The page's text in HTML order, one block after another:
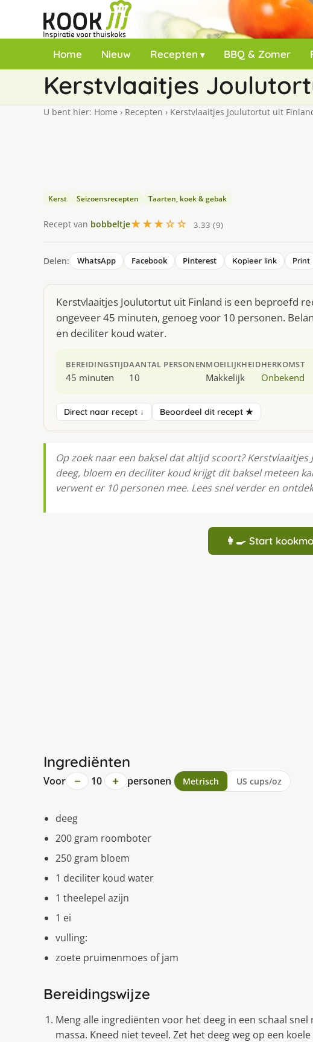
Home Nieuw Recepten BBQ & Zomer
Kerstvlaaitjes
U bent hier: Home › Recepten › Kerstvlaaitjes Joulutortut uit
Kerst Seizoensrecepten Taarten, koek & gebak
Recept van bobbeltje★★★☆☆ 3.33 (9)
Delen: WhatsApp Facebook Pinterest Kopieer link Print
Kerstvlaaitjes Joulutortut uit Finland is een beproefd
ongeveer 45 minuten, genoeg voor 10 personen.
en deciliter koud water.
BEREIDINGSTIJD
45 minuten
AANTAL PERSONEN
10
MOEILIJKHEID
Makkelijk
HERKOMST
Onbekend
Direct naar recept ↓ Beoordeel dit recept ★
Op zoek naar een baksel dat altijd scoort?
deeg, bloem en deciliter koud krijgt dit baksel meteen
verwent er 10 personen mee. Lees snel verder en
👩‍🍳 Start
Ingrediënten
Voor − 10 + personen Metrisch US cups/oz
deeg
200 gram roomboter
250 gram bloem
1 deciliter koud water
1 theelepel azijn
1 ei
vulling:
zoete pruimenmoes of jam
Bereidingswijze
Meng alle ingrediënten voor het deeg in een schaal
massa. Kneed niet teveel. Zet het deeg weg op een